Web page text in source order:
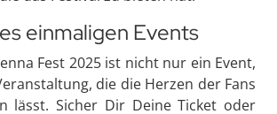
einmaligen Events
Fest 2025 ist nicht nur ein Event,
die die Herzen der Fans
lässt. Sicher Dir Deine Ticket oder